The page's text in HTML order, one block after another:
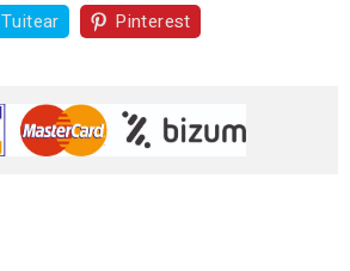
Tuitear Pinterest